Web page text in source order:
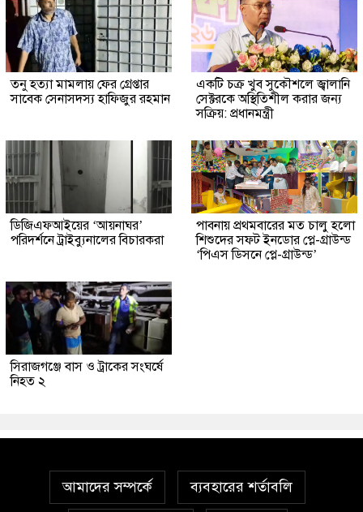
তনু হত্যা মামলায় ফের গ্রেপ্তার
সাবেক সেনাসদস্য হাফিজুর রহমান
একটি চক্র খুব সুকৌশলে জ্বালানি
সেক্টরকে অস্থিতিশীল করার জন্য
সক্রিয়: প্রধানমন্ত্রী
ডিজিএফআইয়ের ‘আয়নাঘর’
পরিদর্শনে ট্রাইব্যুনালের বিচারকরা
পাবনায় প্রথমবারের মত চালু হলো
শিশুদের সফট ইনডোর প্লে-গ্রাউন্ড
‘পিএস ডিসনে প্লে-গ্রাউন্ড’
সিরাজগঞ্জে বাস ও ট্রাকের সংঘর্ষে
নিহত ২
আমাদের সম্পর্কে ব্যবহারের শর্তাবলি